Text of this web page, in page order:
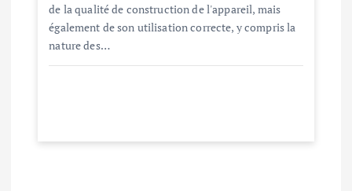
de la qualité de construction de l'appareil, mais
également de son utilisation correcte, y compris la
nature des…